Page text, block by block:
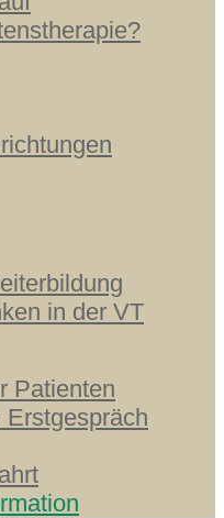
in der VT
Patienten